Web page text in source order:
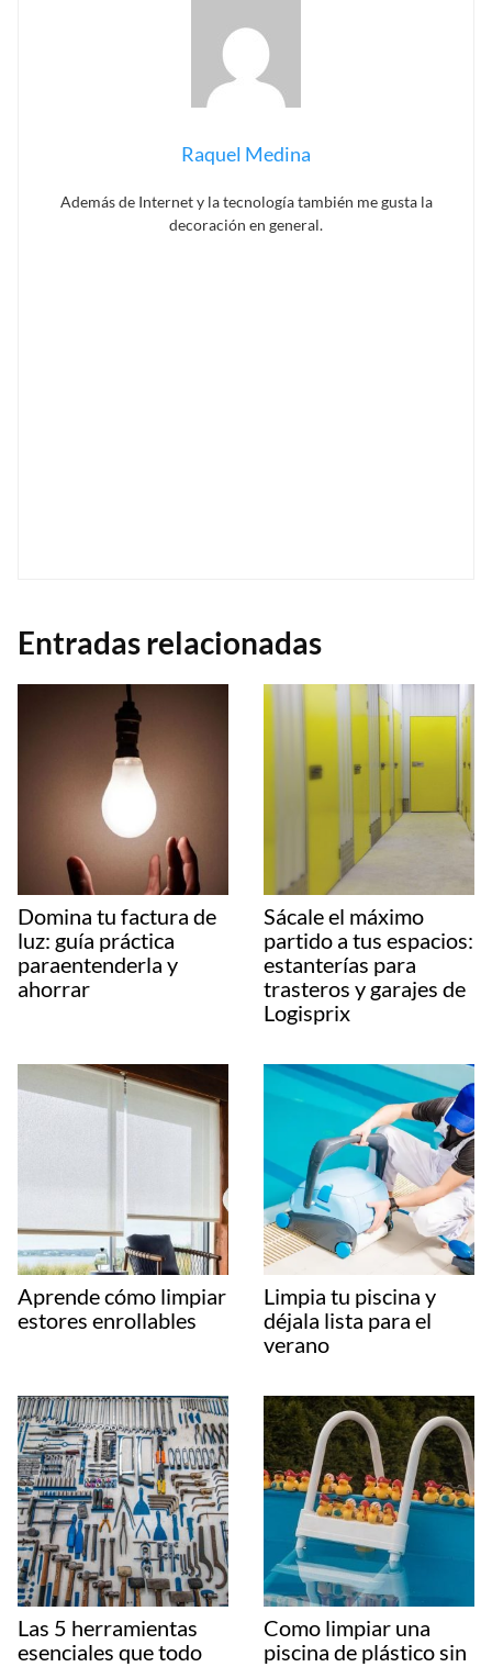
Raquel Medina
Además de Internet y la tecnología también me gusta la
decoración en general.
Entradas relacionadas
Domina tu factura de
luz: guía práctica
paraentenderla y
ahorrar
Sácale el máximo
partido a tus espacios:
estanterías para
trasteros y garajes de
Logisprix
Aprende cómo limpiar
estores enrollables
Limpia tu piscina y
déjala lista para el
verano
Las 5 herramientas
esenciales que todo
Como limpiar una
piscina de plástico sin